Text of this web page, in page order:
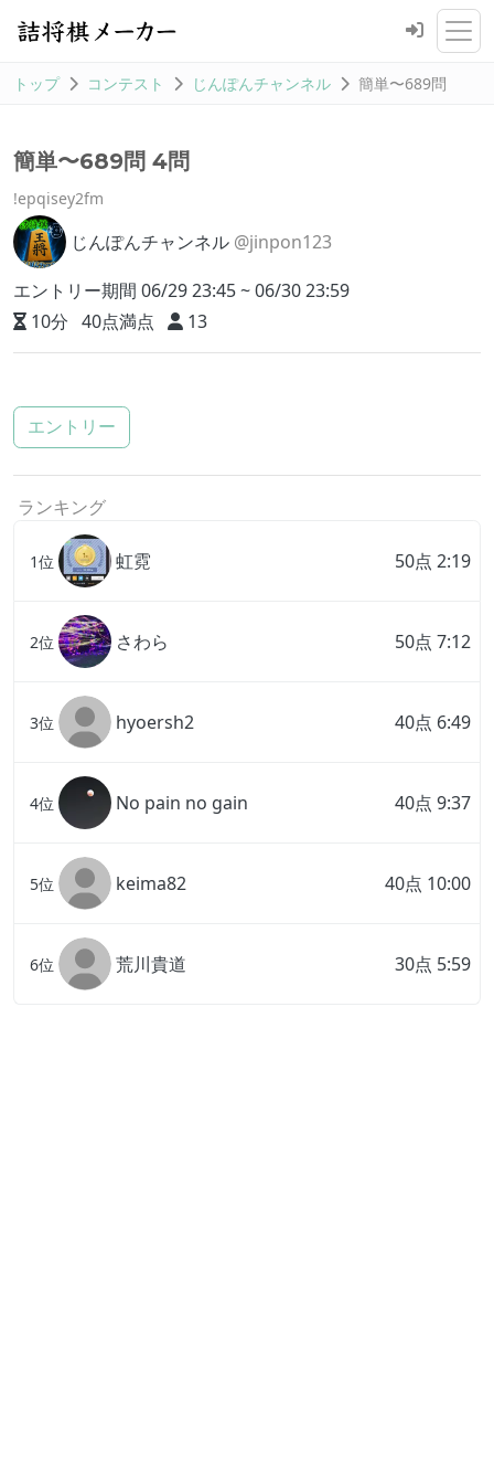
トップ コンテスト じんぽんチャンネル 簡単〜689問
簡単〜689問 4問
!epqisey2fm
じんぽんチャンネル @jinpon123
エントリー期間 06/29 23:45 ~ 06/30 23:59
10分 40点満点 13
エントリー
ランキング
1位 虹霓 50点 2:19
2位 さわら 50点 7:12
3位 hyoersh2 40点 6:49
4位 No pain no gain 40点 9:37
5位 keima82 40点 10:00
6位 荒川貴道 30点 5:59